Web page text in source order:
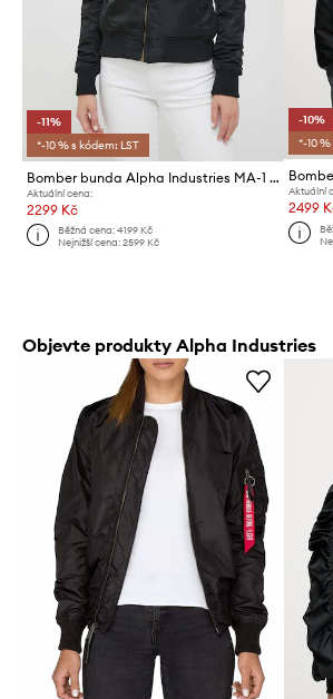
-11%
*-10 % s kódem: LST
Bomber bunda Alpha Industries MA-1 VF 59 Wmn
Aktuální cena:
2299 Kč
Běžná cena:4199 Kč
Nejnižší cena:2599 Kč
-10%
*-10
Aktuální
2499
Objevte produkty Alpha Industries